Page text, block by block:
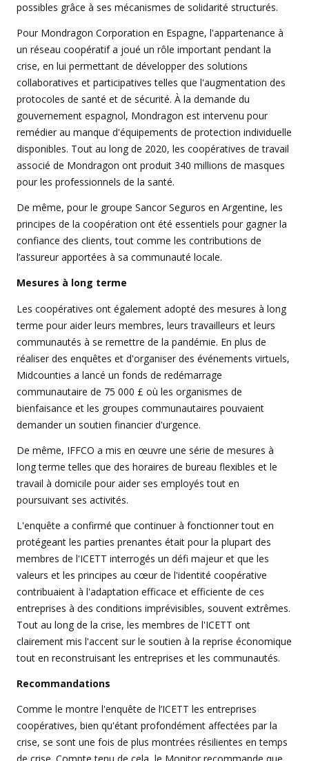
possibles grâce à ses mécanismes de solidarité structurés.
Pour Mondragon Corporation en Espagne, l'appartenance à
un réseau coopératif a joué un rôle important pendant la
crise, en lui permettant de développer des solutions
collaboratives et participatives telles que l'augmentation des
protocoles de santé et de sécurité. À la demande du
gouvernement espagnol, Mondragon est intervenu pour
remédier au manque d'équipements de protection individuelle
disponibles. Tout au long de 2020, les coopératives de travail
associé de Mondragon ont produit 340 millions de masques
pour les professionnels de la santé.
De même, pour le groupe Sancor Seguros en Argentine, les
principes de la coopération ont été essentiels pour gagner la
confiance des clients, tout comme les contributions de
l’assureur apportées à sa communauté locale.
Mesures à long terme
Les coopératives ont également adopté des mesures à long
terme pour aider leurs membres, leurs travailleurs et leurs
communautés à se remettre de la pandémie. En plus de
réaliser des enquêtes et d'organiser des événements virtuels,
Midcounties a lancé un fonds de redémarrage
communautaire de 75 000 £ où les organismes de
bienfaisance et les groupes communautaires pouvaient
demander un soutien financier d'urgence.
De même, IFFCO a mis en œuvre une série de mesures à
long terme telles que des horaires de bureau flexibles et le
travail à domicile pour aider ses employés tout en
poursuivant ses activités.
L'enquête a confirmé que continuer à fonctionner tout en
protégeant les parties prenantes était pour la plupart des
membres de l'ICETT interrogés un défi majeur et que les
valeurs et les principes au cœur de l'identité coopérative
contribuaient à l'adaptation efficace et efficiente de ces
entreprises à des conditions imprévisibles, souvent extrêmes.
Tout au long de la crise, les membres de l'ICETT ont
clairement mis l'accent sur le soutien à la reprise économique
tout en reconstruisant les entreprises et les communautés.
Recommandations
Comme le montre l'enquête de l’ICETT les entreprises
coopératives, bien qu'étant profondément affectées par la
crise, se sont une fois de plus montrées résilientes en temps